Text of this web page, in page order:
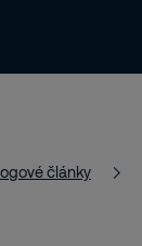
a články
články